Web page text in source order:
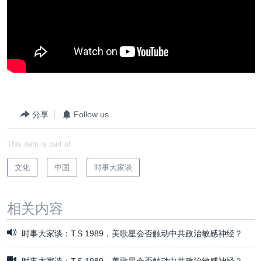
分享 Follow us
This item is part of
文化 中国 时事大家谈
相关内容
时事大家谈：T.S 1989，美歌星会否触动中共政治敏感神经？